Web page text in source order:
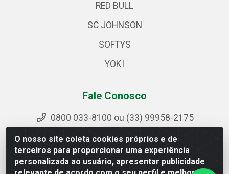
O nosso site coleta cookies próprios e de
terceiros para proporcionar uma experiência
personalizada ao usuário, apresentar publicidade
RED BULL
SC JOHNSON
SOFTYS
YOKI
Fale Conosco
0800 033-8100 ou (33) 99958-2175
sac@ipirangamg.com.br
Acompanhe nossas publicações